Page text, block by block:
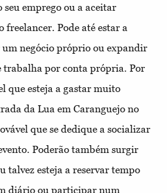
seu emprego ou a aceitar
freelancer. Pode até estar a
negócio próprio ou expandir
trabalha por conta própria. Por
que esteja a gastar muito
da Lua em Caranguejo no
que se dedique a socializar
Poderão também surgir
talvez esteja a reservar tempo
diário ou participar num